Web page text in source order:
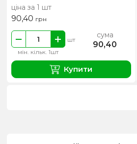
ціна за 1 шт
90,40 грн
мін. кільк. 1шт
шт сума
90,40
Купити